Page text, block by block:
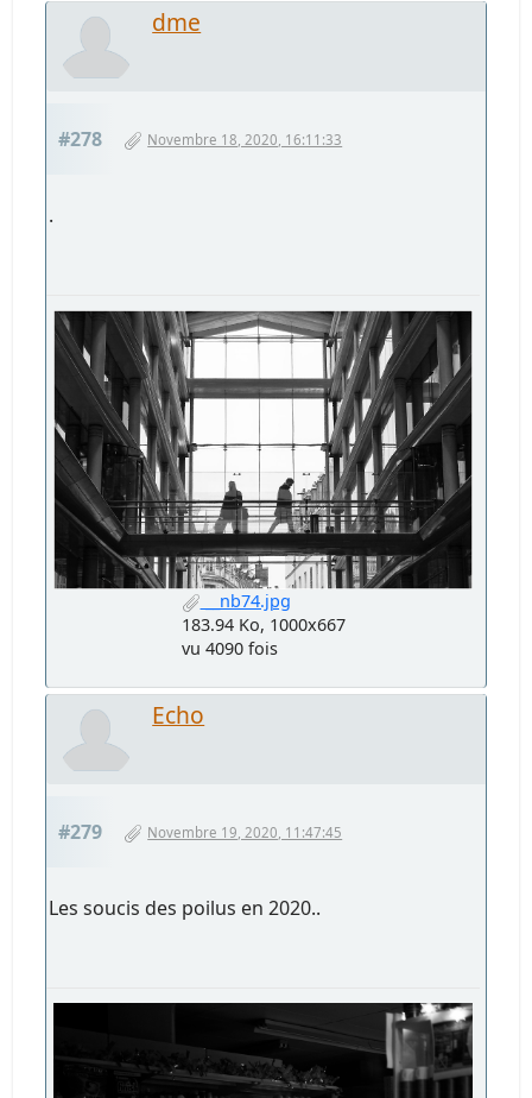
dme
#278 Novembre 18, 2020, 16:11:33
.
__nb74.jpg
183.94 Ko, 1000x667
vu 4090 fois
Echo
#279 Novembre 19, 2020, 11:47:45
Les soucis des poilus en 2020..